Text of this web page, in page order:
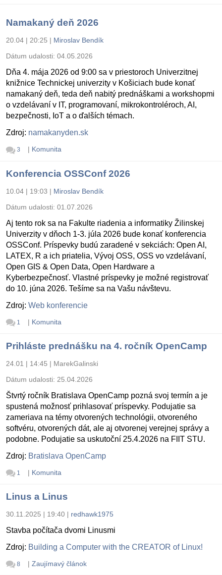
Namakaný deň 2026
20.04 | 20:25 | Miroslav Bendík
Dátum udalosti: 04.05.2026
Dňa 4. mája 2026 od 9:00 sa v priestoroch Univerzitnej
knižnice Technickej univerzity v Košiciach bude konať
namakaný deň, teda deň nabitý prednáškami a workshopmi
o vzdelávaní v IT, programovaní, mikrokontroléroch, AI,
bezpečnosti, IoT a o ďalších témach.
Zdroj: namakanyden.sk
3 | Komunita
Konferencia OSSConf 2026
10.04 | 19:03 | Miroslav Bendík
Dátum udalosti: 01.07.2026
Aj tento rok sa na Fakulte riadenia a informatiky Žilinskej
Univerzity v dňoch 1-3. júla 2026 bude konať konferencia
OSSConf. Príspevky budú zaradené v sekciách: Open AI,
LATEX, R a ich priatelia, Vývoj OSS, OSS vo vzdelávaní,
Open GIS & Open Data, Open Hardware a
Kyberbezpečnosť. Vlastné príspevky je možné registrovať
do 10. júna 2026. Tešíme sa na Vašu návštevu.
Zdroj: Web konferencie
1 | Komunita
Prihláste prednášku na 4. ročník OpenCamp
24.01 | 14:45 | MarekGalinski
Dátum udalosti: 25.04.2026
Štvrtý ročník Bratislava OpenCamp pozná svoj termín a je
spustená možnosť prihlasovať príspevky. Podujatie sa
zameriava na témy otvorených technológii, otvoreného
softvéru, otvorených dát, ale aj otvorenej verejnej správy a
podobne. Podujatie sa uskutoční 25.4.2026 na FIIT STU.
Zdroj: Bratislava OpenCamp
1 | Komunita
Linus a Linus
30.11.2025 | 19:40 | redhawk1975
Stavba počítača dvomi Linusmi
Zdroj: Building a Computer with the CREATOR of Linux!
8 | Zaujímavý článok